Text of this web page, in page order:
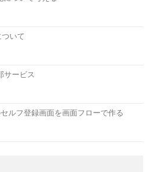
ついて
サービス
ルフ登録画面を画面フローで作る